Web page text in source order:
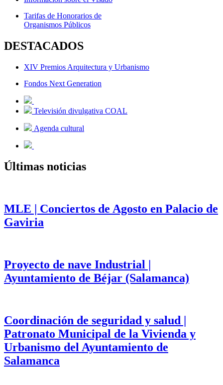
Tarifas de Honorarios de
Organismos Públicos
DESTACADOS
XIV Premios Arquitectura y Urbanismo
Fondos Next Generation
Televisión divulgativa COAL
Agenda cultural
Últimas noticias
MLE | Conciertos de Agosto en Palacio de
Gaviria
Proyecto de nave Industrial |
Ayuntamiento de Béjar (Salamanca)
Coordinación de seguridad y salud |
Patronato Municipal de la Vivienda y
Urbanismo del Ayuntamiento de
Salamanca